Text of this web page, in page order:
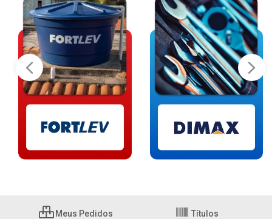
Meus Pedidos Títulos